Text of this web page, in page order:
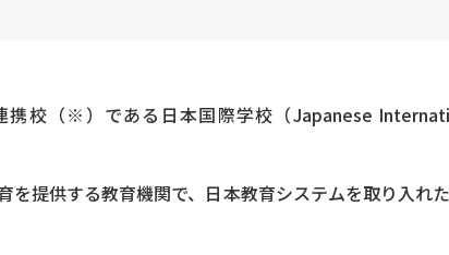
携校（※）である日本国際学校（Japanese
提供する教育機関で、日本教育システムを取り入れ